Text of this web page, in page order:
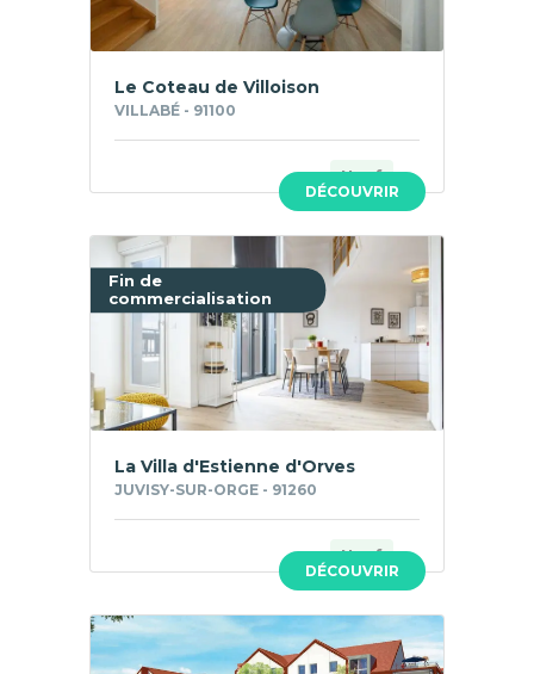
DÉCOUVRIR
Le Coteau de Villoison
VILLABÉ - 91100
Neuf
Fin de
commercialisation
DÉCOUVRIR
La Villa d'Estienne d'Orves
JUVISY-SUR-ORGE - 91260
Neuf